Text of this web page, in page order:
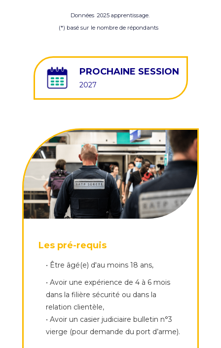
Données 2025 apprentissage.
(*) basé sur le nombre de répondants
PROCHAINE SESSION
2027
Les pré-requis
• Être âgé(e) d'au moins 18 ans,
• Avoir une expérience de 4 à 6 mois
dans la filière sécurité ou dans la
relation clientèle,
• Avoir un casier judiciaire bulletin n°3
vierge (pour demande du port d’arme).